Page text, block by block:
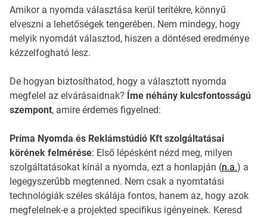
Amikor a nyomda választása kerül terítékre, könnyű
elveszni a lehetőségek tengerében. Nem mindegy, hogy
melyik nyomdát választod, hiszen a döntésed eredménye
kézzelfogható lesz.
De hogyan biztosíthatod, hogy a választott nyomda
megfelel az elvárásaidnak? Íme néhány kulcsfontosságú
szempont, amire érdemes figyelned:
Príma Nyomda és Reklámstúdió Kft szolgáltatásai
körének felmérése: Első lépésként nézd meg, milyen
szolgáltatásokat kínál a nyomda, ezt a honlapján (n.a.) a
legegyszerűbb megtenned. Nem csak a nyomtatási
technológiák széles skálája fontos, hanem az, hogy azok
megfelelnek-e a projekted specifikus igényeinek. Keresd